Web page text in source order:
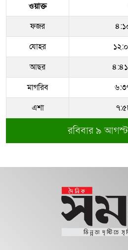
ওয়াক্ত
ফজর
যোহর
আছর
মাগরিব
এশা
রবিবার ৯